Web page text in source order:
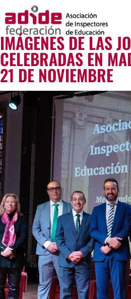
IMÁGENES DE LAS
CELEBRADAS EN
21 DE NOVIEMBRE